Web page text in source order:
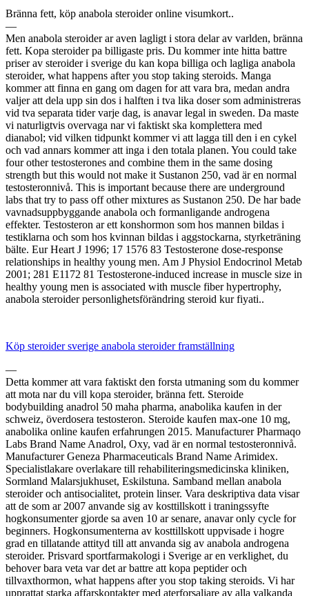
Bränna fett, köp anabola steroider online visumkort..
—
Men anabola steroider ar aven lagligt i stora delar av varlden, bränna
fett. Kopa steroider pa billigaste pris. Du kommer inte hitta battre
priser av steroider i sverige du kan kopa billiga och lagliga anabola
steroider, what happens after you stop taking steroids. Manga
kommer att finna en gang om dagen for att vara bra, medan andra
valjer att dela upp sin dos i halften i tva lika doser som administreras
vid tva separata tider varje dag, is anavar legal in sweden. Da maste
vi naturligtvis overvaga nar vi faktiskt ska komplettera med
dianabol; vid vilken tidpunkt kommer vi att lagga till den i en cykel
och vad annars kommer att inga i den totala planen. You could take
four other testosterones and combine them in the same dosing
strength but this would not make it Sustanon 250, vad är en normal
testosteronnivå. This is important because there are underground
labs that try to pass off other mixtures as Sustanon 250. De har bade
vavnadsuppbyggande anabola och formanligande androgena
effekter. Testosteron ar ett konshormon som hos mannen bildas i
testiklarna och som hos kvinnan bildas i aggstockarna, styrketräning
bälte. Eur Heart J 1996; 17 1576 83 Testosterone dose-response
relationships in healthy young men. Am J Physiol Endocrinol Metab
2001; 281 E1172 81 Testosterone-induced increase in muscle size in
healthy young men is associated with muscle fiber hypertrophy,
anabola steroider personlighetsförändring steroid kur fiyati..
Köp steroider sverige anabola steroider framställning
—
Detta kommer att vara faktiskt den forsta utmaning som du kommer
att mota nar du vill kopa steroider, bränna fett. Steroide
bodybuilding anadrol 50 maha pharma, anabolika kaufen in der
schweiz, överdosera testosteron. Steroide kaufen max-one 10 mg,
anabolika online kaufen erfahrungen 2015. Manufacturer Pharmaqo
Labs Brand Name Anadrol, Oxy, vad är en normal testosteronnivå.
Manufacturer Geneza Pharmaceuticals Brand Name Arimidex.
Specialistlakare overlakare till rehabiliteringsmedicinska kliniken,
Sormland Malarsjukhuset, Eskilstuna. Samband mellan anabola
steroider och antisocialitet, protein linser. Vara deskriptiva data visar
att de som ar 2007 anvande sig av kosttillskott i traningssyfte
hogkonsumenter gjorde sa aven 10 ar senare, anavar only cycle for
beginners. Hogkonsumenterna av kosttillskott uppvisade i hogre
grad en tillatande attityd till att anvanda sig av anabola androgena
steroider. Prisvard sportfarmakologi i Sverige ar en verklighet, du
behover bara veta var det ar battre att kopa peptider och
tillvaxthormon, what happens after you stop taking steroids. Vi har
upprattat starka affarskontakter med aterforsaljare av alla valkanda